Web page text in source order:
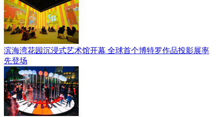
滨海湾花园沉浸式艺术馆开幕 全球首个博特罗作品投影展率
先登场